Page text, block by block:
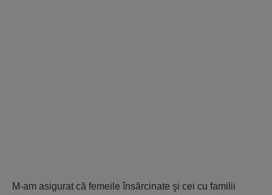
M-am asigurat că femeile însărcinate şi cei cu familii